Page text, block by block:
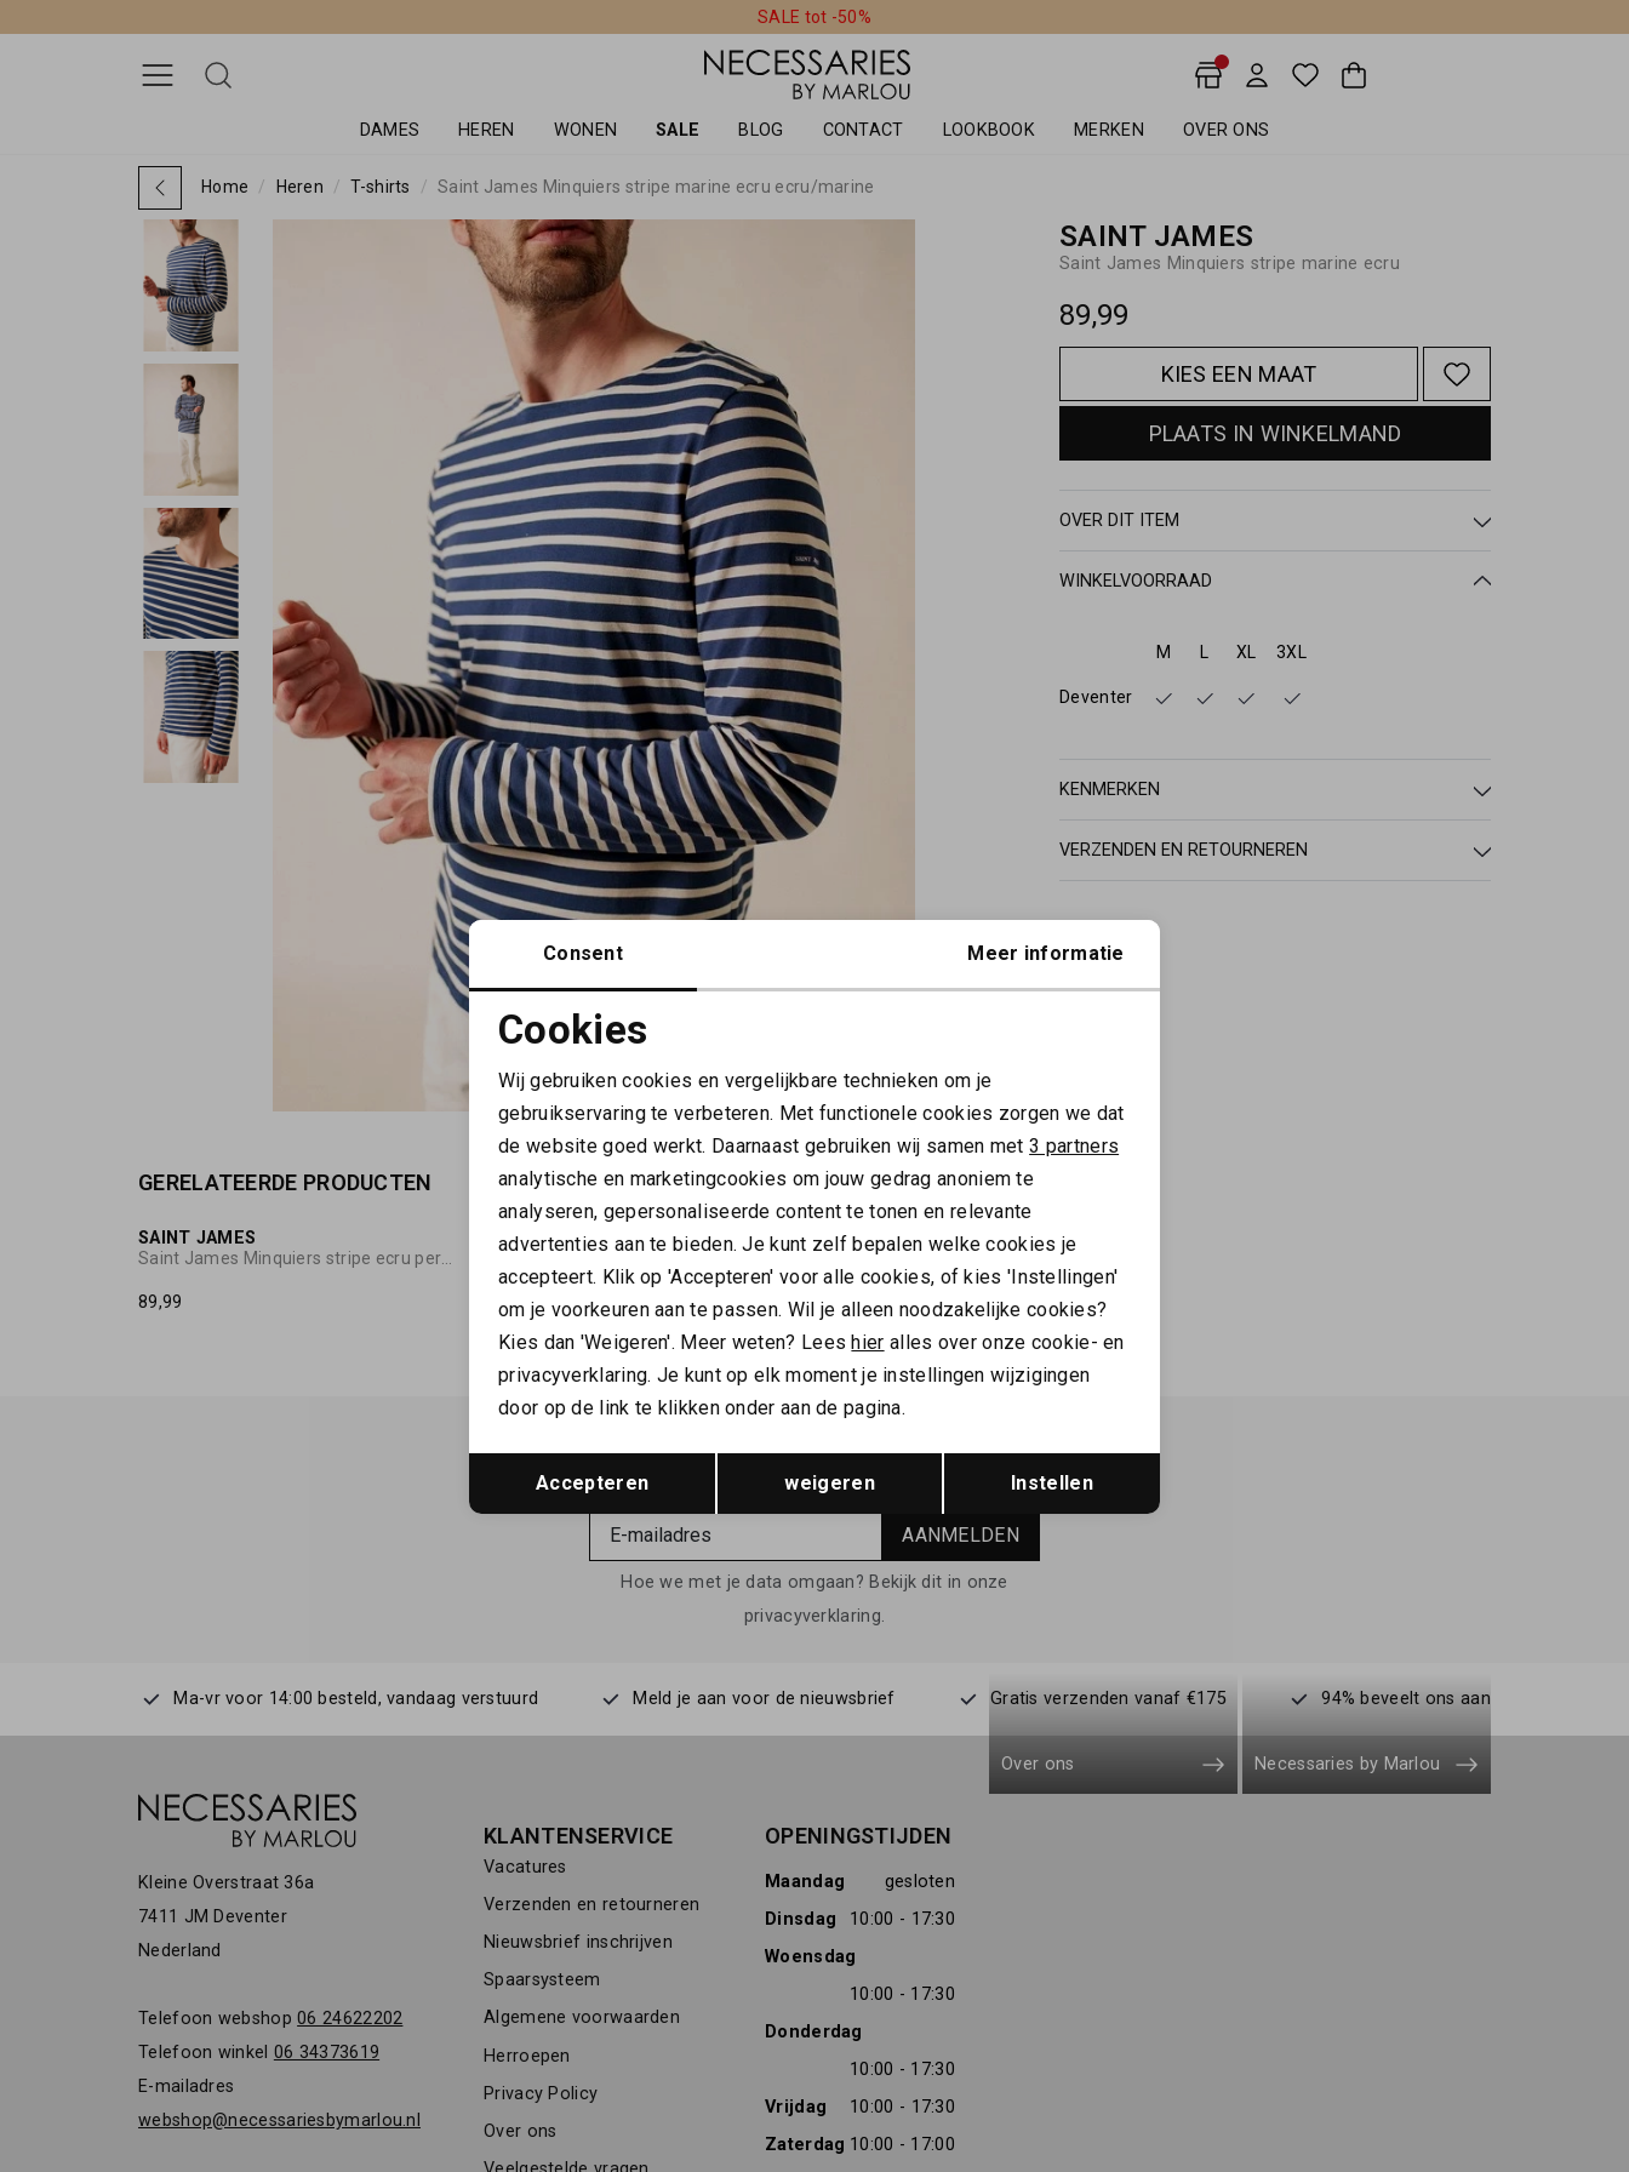
SALE tot -50%
DAMES HEREN WONEN SALE BLOG CONTACT LOOKBOOK MERKEN OVER ONS
Home Heren T-shirts Saint James Minquiers stripe marine ecru ecru/marine
SAINT JAMES
Saint James Minquiers stripe marine ecru
89,99
KIES EEN MAAT
PLAATS IN WINKELMAND
OVER DIT ITEM
WINKELVOORRAAD
M L XL 3XL
Deventer
KENMERKEN
VERZENDEN EN RETOURNEREN
GERELATEERDE PRODUCTEN
SAINT JAMES
Saint James Minquiers stripe ecru persan
89,99
SAINT JAMES
69,00
SAINT JAMES
Saint James Minquiers stripe denim
89,99
Schrijf je in en ontvang 10% korting op je 1e bestelling
AANMELDEN
Hoe we met je data omgaan? Bekijk dit in onze
privacyverklaring.
Ma-vr voor 14:00 besteld, vandaag verstuurd Meld je aan voor de nieuwsbrief Gratis verzenden vanaf €175 94% beveelt ons aan
Kleine Overstraat 36a
7411 JM Deventer
Nederland
Telefoon webshop06 24622202
Telefoon winkel 06 34373619
E-mailadres
webshop@necessariesbymarlou.nl
KLANTENSERVICE
Vacatures
Verzenden en retourneren
Nieuwsbrief inschrijven
Spaarsysteem
Algemene voorwaarden
Herroepen
Privacy Policy
Over ons
OPENINGSTIJDEN
Maandag
gesloten
Dinsdag
10:00 - 17:30
Woensdag
10:00 - 17:30
Donderdag
10:00 - 17:30
Vrijdag
10:00 - 17:30
Zaterdag 10:00 - 17:00
Over ons Necessaries by Marlou
Noodzakelijke cookies
Analytische cookies Marketing cookies
Terug Opslaan
Consent Meer informatie
Cookies
Wij gebruiken cookies en vergelijkbare technieken om je
gebruikservaring te verbeteren. Met functionele cookies zorgen we dat
de website goed werkt. Daarnaast gebruiken wij samen met3 partners
analytische en marketingcookies om jouw gedrag anoniem te
analyseren, gepersonaliseerde content te tonen en relevante
advertenties aan te bieden. Je kunt zelf bepalen welke cookies je
accepteert. Klik op 'Accepteren' voor alle cookies, of kies 'Instellingen'
om je voorkeuren aan te passen. Wil je alleen noodzakelijke cookies?
Kies dan 'Weigeren'. Meer weten? Leeshier alles over onze cookie- en
privacyverklaring. Je kunt op elk moment je instellingen wijzigingen
door op de link te klikken onder aan de pagina.
Accepteren weigeren Instellen